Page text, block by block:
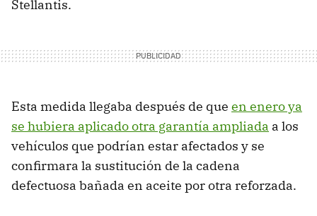
Stellantis.
Esta medida llegaba después de que en enero ya
se hubiera aplicado otra garantía ampliada a los
vehículos que podrían estar afectados y se
confirmara la sustitución de la cadena
defectuosa bañada en aceite por otra reforzada.